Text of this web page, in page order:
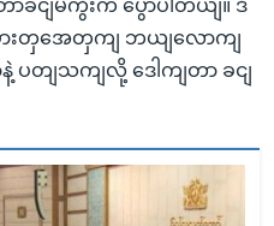
ခငျမကွီးက ပွောပါတယျ။ ဒီ
းတှအေတှကျ ဘယျလောကျ
တျသကျလို့ ဒေါကျတာ ခငျ